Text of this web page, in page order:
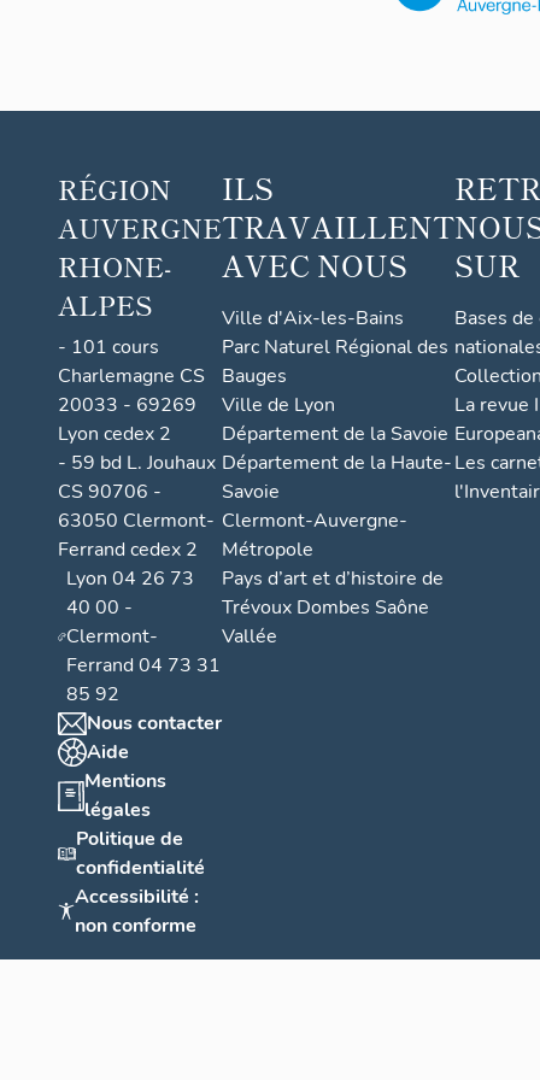
RÉGION
AUVERGNE
RHONE-
ALPES
- 101 cours
Charlemagne CS
20033 - 69269
Lyon cedex 2
- 59 bd L. Jouhaux
CS 90706 -
63050 Clermont-
Ferrand cedex 2
Lyon 04 26 73
40 00 -
Clermont-
Ferrand 04 73 31
85 92
Nous contacter
Aide
Mentions
légales
Politique de
confidentialité
Accessibilité :
non conforme
ILS
TRAVAILLENT
AVEC NOUS
Ville d'Aix-les-Bains
Parc Naturel Régional des
Bauges
Ville de Lyon
Département de la Savoie
Département de la Haute-
Savoie
Clermont-Auvergne-
Métropole
Pays d’art et d’histoire de
Trévoux Dombes Saône
Vallée
SUR
Bases
La revue
Les